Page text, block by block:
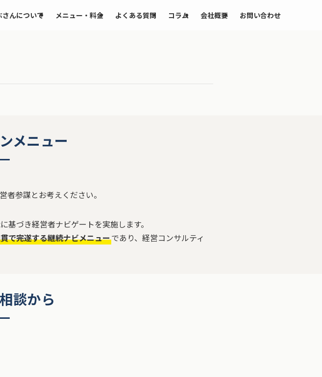
さんについて メニュー・料金 よくある質問 コラム 会社概要 お問い合わせ
メニュー
参謀とお考えください。
づき経営者ナビゲートを実施します。
で完遂する継続ナビメニューであり、経営コンサルティ
談から